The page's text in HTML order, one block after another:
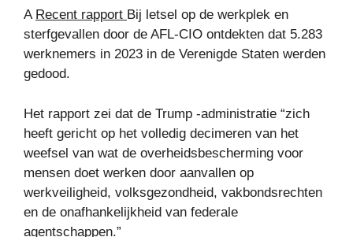
A Recent rapport Bij letsel op de werkplek en
sterfgevallen door de AFL-CIO ontdekten dat 5.283
werknemers in 2023 in de Verenigde Staten werden
gedood.
Het rapport zei dat de Trump -administratie “zich
heeft gericht op het volledig decimeren van het
weefsel van wat de overheidsbescherming voor
mensen doet werken door aanvallen op
werkveiligheid, volksgezondheid, vakbondsrechten
en de onafhankelijkheid van federale
agentschappen.”